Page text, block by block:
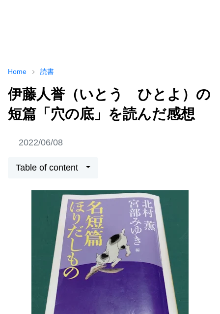
Home 読書
伊藤人誉（いとう ひとよ）の
短篇「穴の底」を読んだ感想
2022/06/08
Table of content